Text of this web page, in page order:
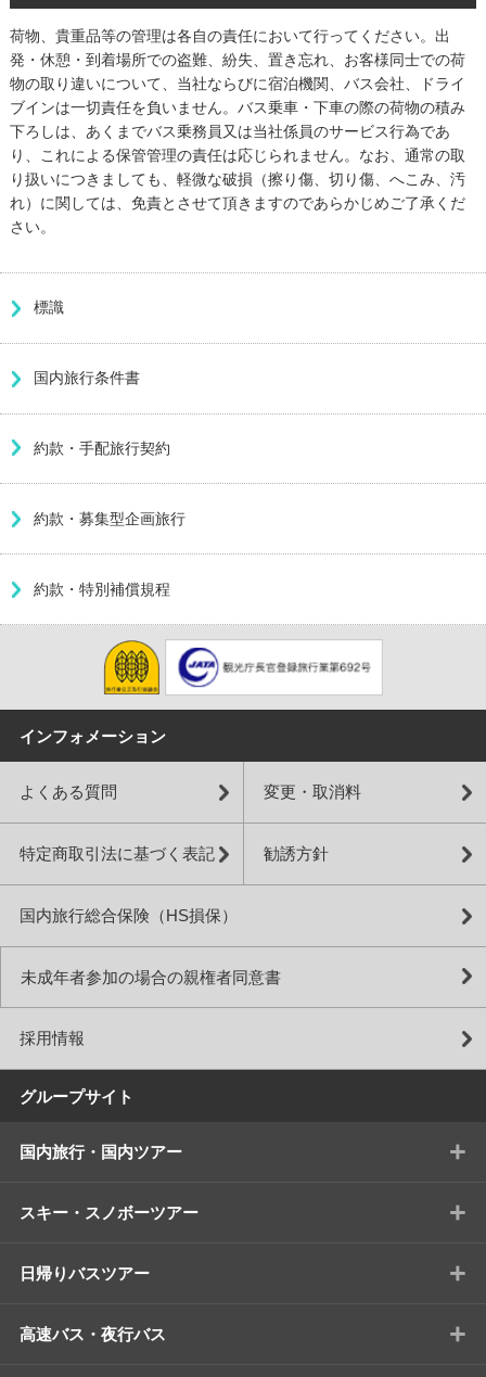
荷物、貴重品等の管理は各自の責任において行ってください。出
発・休憩・到着場所での盗難、紛失、置き忘れ、お客様同士での荷
物の取り違いについて、当社ならびに宿泊機関、バス会社、ドライ
ブインは一切責任を負いません。バス乗車・下車の際の荷物の積み
下ろしは、あくまでバス乗務員又は当社係員のサービス行為であ
り、これによる保管管理の責任は応じられません。なお、通常の取
り扱いにつきましても、軽微な破損（擦り傷、切り傷、へこみ、汚
れ）に関しては、免責とさせて頂きますのであらかじめご了承くだ
さい。
標識
国内旅行条件書
約款・手配旅行契約
約款・募集型企画旅行
約款・特別補償規程
インフォメーション
よくある質問 変更・取消料
特定商取引法に基づく表記 勧誘方針
国内旅行総合保険（HS損保）
未成年者参加の場合の親権者同意書
採用情報
グループサイト
国内旅行・国内ツアー +
スキー・スノボーツアー +
日帰りバスツアー +
高速バス・夜行バス +